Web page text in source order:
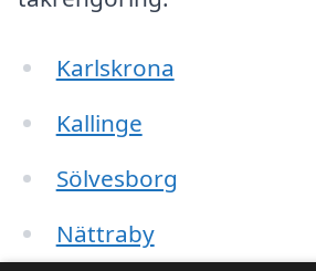
Karlskrona
Kallinge
Sölvesborg
Nättraby